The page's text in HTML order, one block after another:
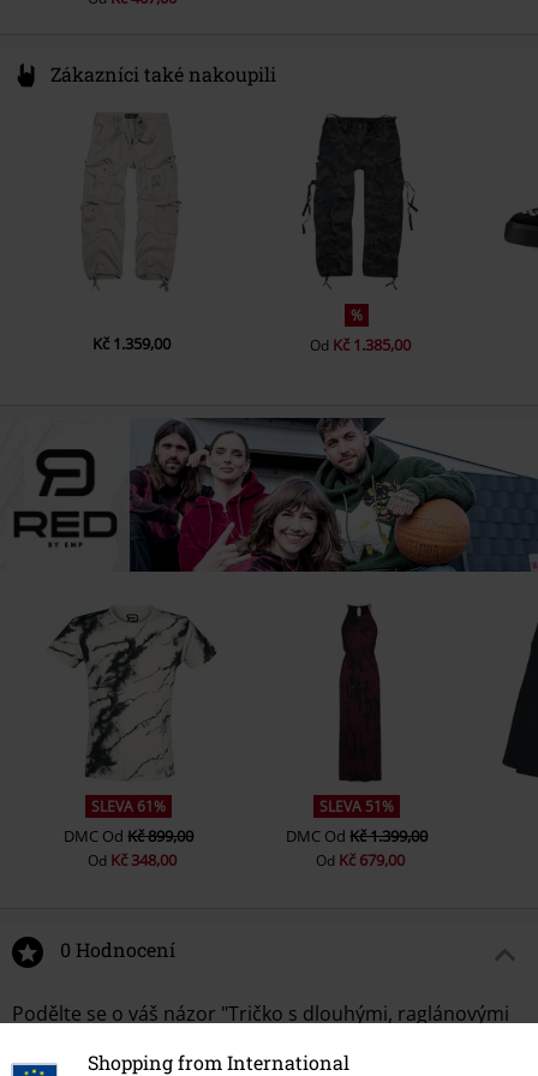
Shopping from International
Zákazníci také nakoupili
Kč 1.359,00
%
Od Kč 1.385,00
SLEVA 61%
DMC OdKč 899,00
Od Kč 348,00
SLEVA 51%
DMC OdKč 1.399,00
Od Kč 679,00
0 Hodnocení
Podělte se o váš názor "Tričko s dlouhými, raglánovými